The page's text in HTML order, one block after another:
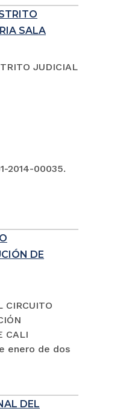
SALA
JUDICIAL
2014-00035.
DE
CIRCUITO
CALI
enero de dos
DEL